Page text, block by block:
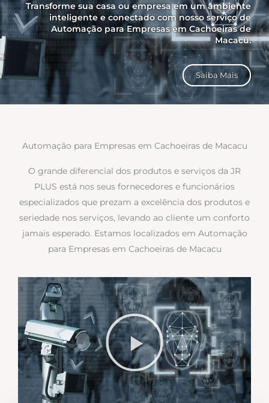
Transforme sua casa ou empresa em um ambiente
inteligente e conectado com nosso serviço de
Automação para Empresas em Cachoeiras de
Macacu.
Saiba Mais
Automação para Empresas em Cachoeiras de Macacu
O grande diferencial dos produtos e serviços da JR
PLUS está nos seus fornecedores e funcionários
especializados que prezam a excelência dos produtos e
seriedade nos serviços, levando ao cliente um conforto
jamais esperado. Estamos localizados em Automação
para Empresas em Cachoeiras de Macacu